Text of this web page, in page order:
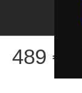
489 €©